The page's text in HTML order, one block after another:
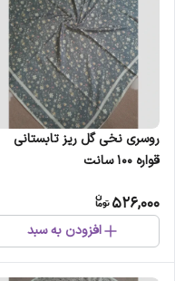
روسری نخی گل ریز تابستانی
قواره 100 سانت
526,000
افزودن به سبد